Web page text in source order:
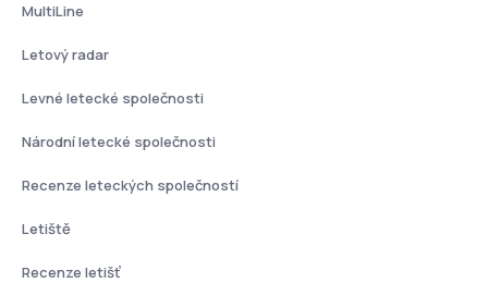
MultiLine
Letový radar
Levné letecké společnosti
Národní letecké společnosti
Recenze leteckých společností
Letiště
Recenze letišť